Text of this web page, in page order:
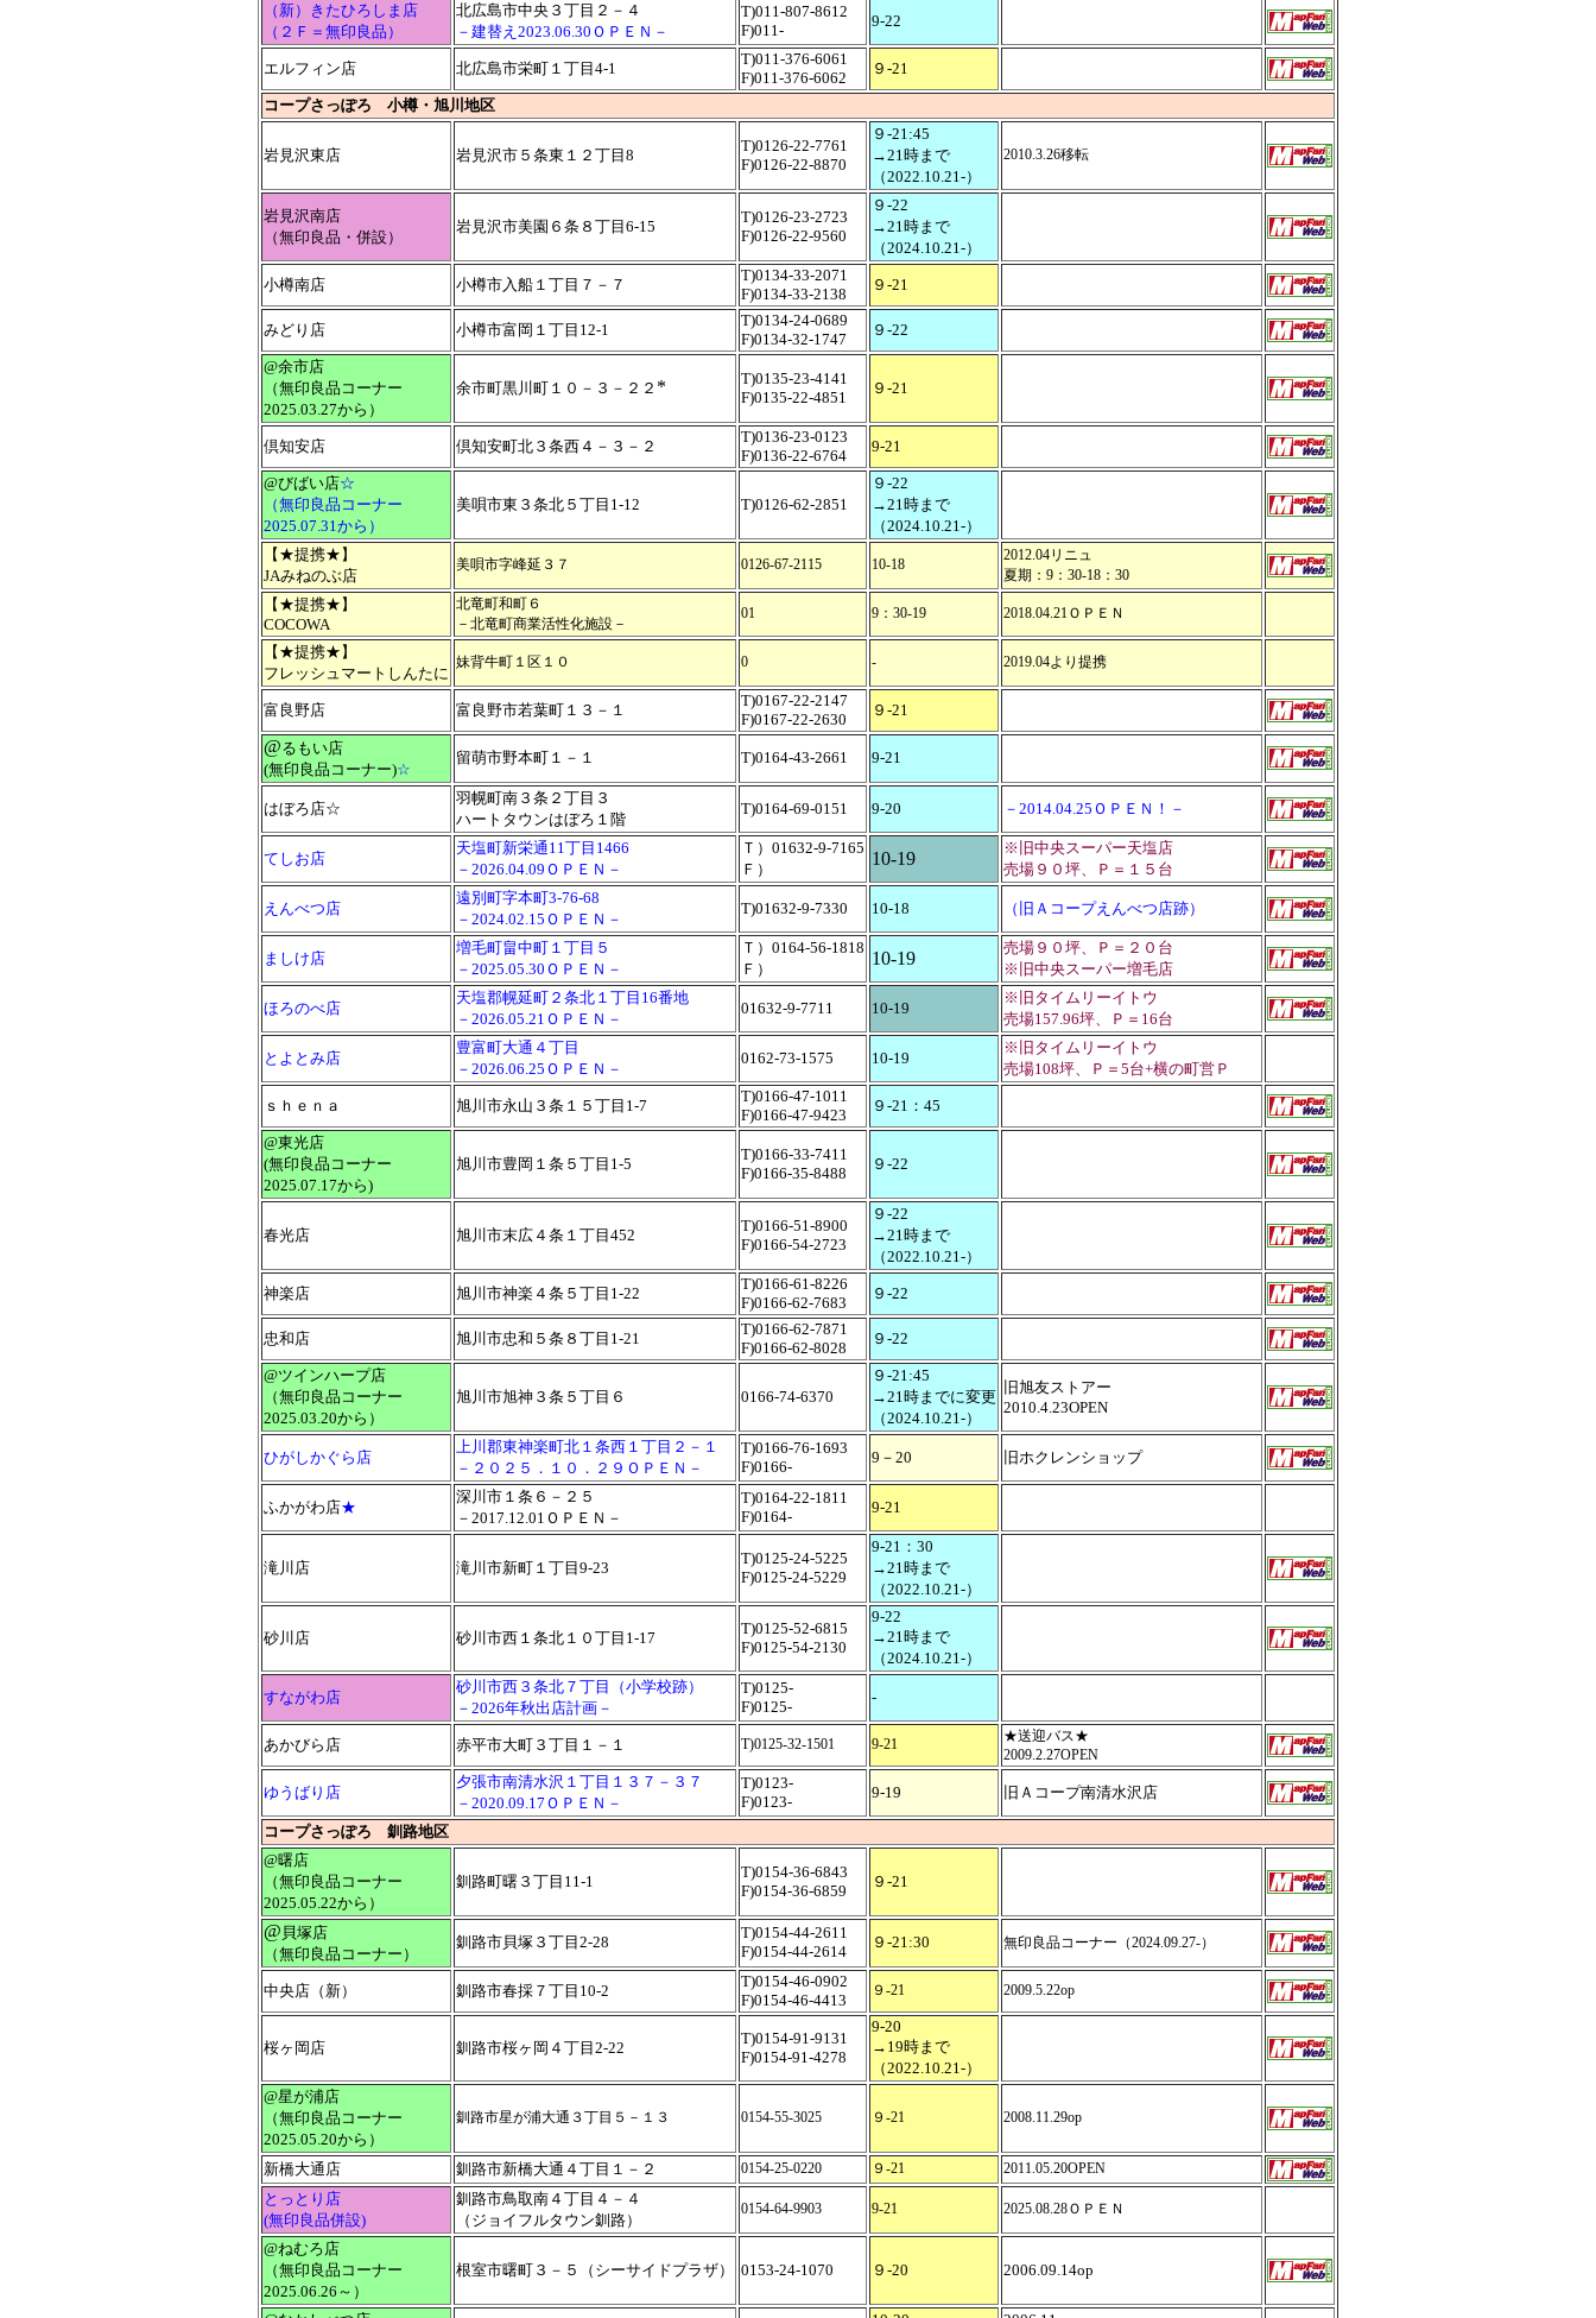
（新）きたひろしま店
（２Ｆ＝無印良品）
北広島市中央３丁目２－４
－建替え2023.06.30ＯＰＥＮ－
T)011-807-8612
F)011-
9-22
エルフィン店 北広島市栄町１丁目4-1
T)011-376-6061
F)011-376-6062
９-21
コープさっぽろ 小樽・旭川地区
岩見沢東店 岩見沢市５条東１２丁目8
T)0126-22-7761
F)0126-22-8870
９-21:45
→21時まで
（2022.10.21-）
2010.3.26移転
岩見沢南店
（無印良品・併設）
岩見沢市美園６条８丁目6-15
T)0126-23-2723
F)0126-22-9560
９-22
→21時まで
（2024.10.21-）
小樽南店 小樽市入船１丁目７－７
T)0134-33-2071
F)0134-33-2138
９-21
みどり店 小樽市富岡１丁目12-1
T)0134-24-0689
F)0134-32-1747
９-22
@余市店
（無印良品コーナー
2025.03.27から）
余市町黒川町１０－３－２２ *
T)0135-23-4141
F)0135-22-4851
９-21
倶知安店 倶知安町北３条西４－３－２
T)0136-23-0123
F)0136-22-6764
9-21
@びばい店☆
（無印良品コーナー
2025.07.31から）
美唄市東３条北５丁目1-12 T)0126-62-2851
９-22
→21時まで
（2024.10.21-）
【★提携★】
JAみねのぶ店
美唄市字峰延３７ 0126-67-2115 10-18
2012.04リニュ
夏期：9：30-18：30
【★提携★】
COCOWA
北竜町和町６
－北竜町商業活性化施設－
01 9：30-19 2018.04.21ＯＰＥＮ
【★提携★】
フレッシュマートしんたに
妹背牛町１区１０ 0 - 2019.04より提携
富良野店 富良野市若葉町１３－１
T)0167-22-2147
F)0167-22-2630
９-21
@るもい店
(無印良品コーナー)☆
留萌市野本町１－１ T)0164-43-2661 9-21
はぼろ店☆
羽幌町南３条２丁目３
ハートタウンはぼろ１階
T)0164-69-0151 9-20 －2014.04.25ＯＰＥＮ！－
てしお店
天塩町新栄通11丁目1466
－2026.04.09ＯＰＥＮ－
Ｔ）01632-9-7165
Ｆ）
10-19
※旧中央スーパー天塩店
売場９０坪、Ｐ＝１５台
えんべつ店
遠別町字本町3-76-68
－2024.02.15ＯＰＥＮ－
T)01632-9-7330 10-18 （旧Ａコープえんべつ店跡）
ましけ店
増毛町畠中町１丁目５
－2025.05.30ＯＰＥＮ－
Ｔ）0164-56-1818
Ｆ）
10-19
売場９０坪、Ｐ＝２０台
※旧中央スーパー増毛店
ほろのべ店
天塩郡幌延町２条北１丁目16番地
－2026.05.21ＯＰＥＮ－
01632-9-7711 10-19
※旧タイムリーイトウ
売場157.96坪、Ｐ＝16台
とよとみ店
豊富町大通４丁目
－2026.06.25ＯＰＥＮ－
0162-73-1575 10-19
※旧タイムリーイトウ
売場108坪、Ｐ＝5台+横の町営Ｐ
ｓｈｅｎａ 旭川市永山３条１５丁目1-7
T)0166-47-1011
F)0166-47-9423
９-21：45
@東光店
(無印良品コーナー
2025.07.17から)
旭川市豊岡１条５丁目1-5
T)0166-33-7411
F)0166-35-8488
９-22
春光店 旭川市末広４条１丁目452
T)0166-51-8900
F)0166-54-2723
９-22
→21時まで
（2022.10.21-）
神楽店 旭川市神楽４条５丁目1-22
T)0166-61-8226
F)0166-62-7683
９-22
忠和店 旭川市忠和５条８丁目1-21
T)0166-62-7871
F)0166-62-8028
９-22
@ツインハープ店
（無印良品コーナー
2025.03.20から）
旭川市旭神３条５丁目６ 0166-74-6370
９-21:45
→21時までに変更
（2024.10.21-）
旧旭友ストアー
2010.4.23OPEN
ひがしかぐら店
上川郡東神楽町北１条西１丁目２－１
－２０２５．１０．２９ＯＰＥＮ－
T)0166-76-1693
F)0166-
9－20 旧ホクレンショップ
ふかがわ店★
深川市１条６－２５
－2017.12.01ＯＰＥＮ－
T)0164-22-1811
F)0164-
9-21
滝川店 滝川市新町１丁目9-23
T)0125-24-5225
F)0125-24-5229
9-21：30
→21時まで
（2022.10.21-）
砂川店 砂川市西１条北１０丁目1-17
T)0125-52-6815
F)0125-54-2130
9-22
→21時まで
（2024.10.21-）
すながわ店
砂川市西３条北７丁目（小学校跡）
－2026年秋出店計画－
T)0125-
F)0125-
-
あかびら店 赤平市大町３丁目１－１ T)0125-32-1501 9-21
★送迎バス★
2009.2.27OPEN
ゆうばり店
夕張市南清水沢１丁目１３７－３７
－2020.09.17ＯＰＥＮ－
T)0123-
F)0123-
9-19 旧Ａコープ南清水沢店
コープさっぽろ 釧路地区
@曙店
（無印良品コーナー
2025.05.22から）
釧路町曙３丁目11-1
T)0154-36-6843
F)0154-36-6859
９-21
@ 貝塚店
（無印良品コーナー）
釧路市貝塚３丁目2-28
T)0154-44-2611
F)0154-44-2614
９-21:30 無印良品コーナー（2024.09.27-）
中央店（新） 釧路市春採７丁目10-2
T)0154-46-0902
F)0154-46-4413
９-21 2009.5.22op
桜ヶ岡店 釧路市桜ヶ岡４丁目2-22
T)0154-91-9131
F)0154-91-4278
9-20
→19時まで
（2022.10.21-）
@星が浦店
（無印良品コーナー
2025.05.20から）
釧路市星が浦大通３丁目５－１３ 0154-55-3025 ９-21 2008.11.29op
新橋大通店 釧路市新橋大通４丁目１－２ 0154-25-0220 ９-21 2011.05.20OPEN
とっとり店
(無印良品併設)
釧路市鳥取南４丁目４－４
（ジョイフルタウン釧路）
0154-64-9903 9-21 2025.08.28ＯＰＥＮ
@ねむろ店
（無印良品コーナー
2025.06.26～）
根室市曙町３－５（シーサイドプラザ） 0153-24-1070 ９-20 2006.09.14op